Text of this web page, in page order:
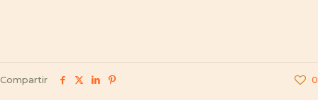
Compartir 0